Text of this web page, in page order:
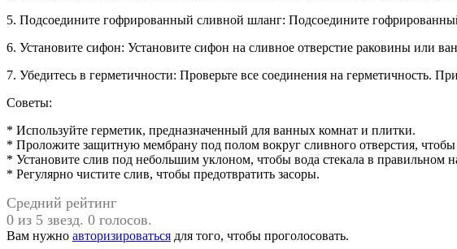
5. Подсоедините гофрированный сливной шланг: Подсоедините
6. Установите сифон: Установите сифон на сливное отверстие раковины
7. Убедитесь в герметичности: Проверьте все соединения на герметичность.
Советы:
* Используйте герметик, предназначенный для ванных комнат и плитки.
* Проложите защитную мембрану под полом вокруг сливного отверстия, чтобы
* Установите слив под небольшим уклоном, чтобы вода стекала в правильном
* Регулярно чистите слив, чтобы предотвратить засоры.
Средний рейтинг
0 из 5 звезд. 0 голосов.
Вам нужно авторизироваться для того, чтобы проголосовать.